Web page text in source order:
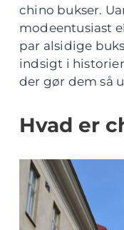
chino bukser.
modeentusiast
par alsidige
indsigt i
der gør dem så
Hvad er